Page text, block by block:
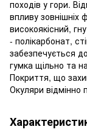
походів у гори.
впливу зовнішніх
високоякісний,
- полікарбонат,
забезпечується
гумка щільно та
Покриття, що
Окуляри відмінно